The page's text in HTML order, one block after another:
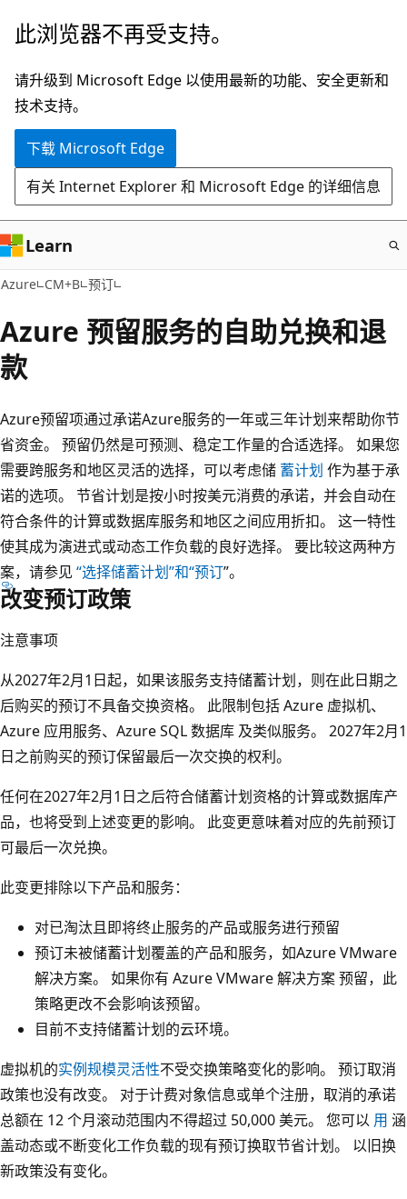
跳
主
要
内
此浏览器不再受支持。
请升级到 Microsoft Edge 以使用最新的功能、安全更新和
技术支持。
下载 Microsoft Edge
有关 Internet Explorer 和 Microsoft Edge 的详细信息
Learn
Azure CM+B 预订
Azure 预留服务的自助兑换和退
款
Azure预留项通过承诺Azure服务的一年或三年计划来帮助你节
省资金。 预留仍然是可预测、稳定工作量的合适选择。 如果您
需要跨服务和地区灵活的选择，可以考虑储 蓄计划 作为基于承
诺的选项。 节省计划是按小时按美元消费的承诺，并会自动在
符合条件的计算或数据库服务和地区之间应用折扣。 这一特性
使其成为演进式或动态工作负载的良好选择。 要比较这两种方
案，请参见 “选择储蓄计划”和“预订”。
改变预订政策
注意事项
从2027年2月1日起，如果该服务支持储蓄计划，则在此日期之
后购买的预订不具备交换资格。 此限制包括 Azure 虚拟机、
Azure 应用服务、Azure SQL 数据库 及类似服务。 2027年2月1
日之前购买的预订保留最后一次交换的权利。
任何在2027年2月1日之后符合储蓄计划资格的计算或数据库产
品，也将受到上述变更的影响。 此变更意味着对应的先前预订
可最后一次兑换。
此变更排除以下产品和服务：
对已淘汰且即将终止服务的产品或服务进行预留
预订未被储蓄计划覆盖的产品和服务，如Azure VMware
解决方案。 如果你有 Azure VMware 解决方案 预留，此
策略更改不会影响该预留。
目前不支持储蓄计划的云环境。
虚拟机的实例规模灵活性不受交换策略变化的影响。 预订取消
政策也没有改变。 对于计费对象信息或单个注册，取消的承诺
总额在 12 个月滚动范围内不得超过 50,000 美元。 您可以 用 涵
盖动态或不断变化工作负载的现有预订换取节省计划。 以旧换
新政策没有变化。